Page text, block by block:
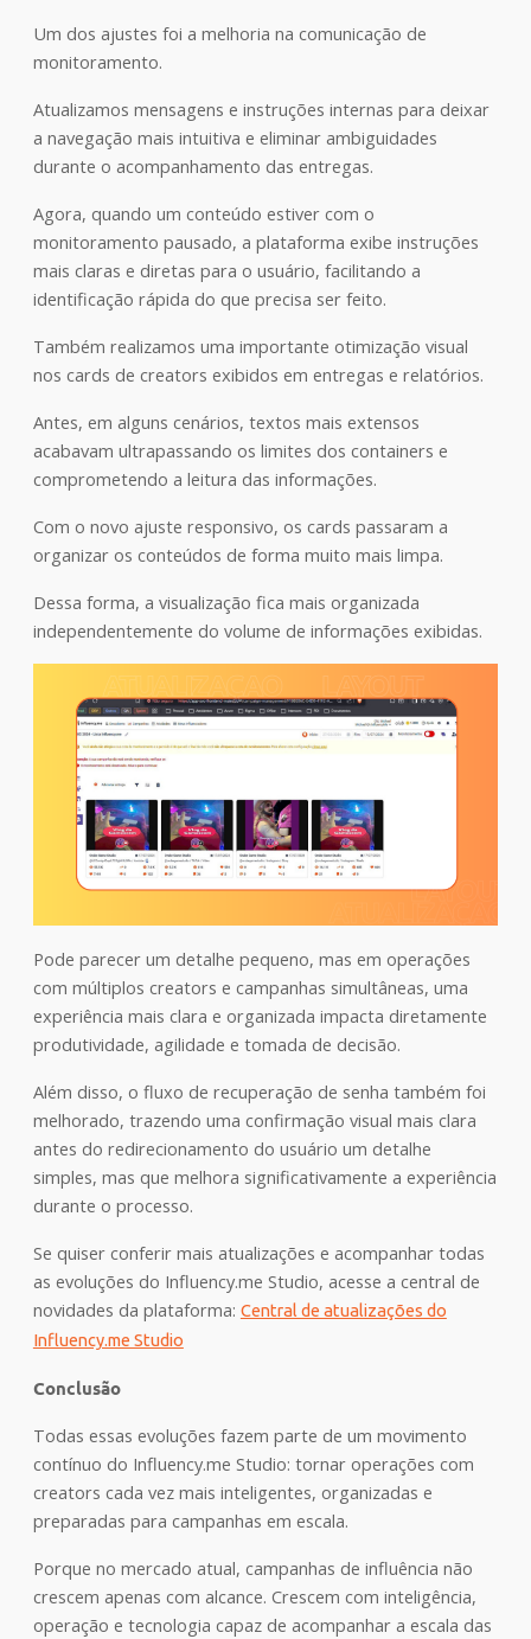
Um dos ajustes foi a melhoria na comunicação de
monitoramento.
Atualizamos mensagens e instruções internas para deixar
a navegação mais intuitiva e eliminar ambiguidades
durante o acompanhamento das entregas.
Agora, quando um conteúdo estiver com o
monitoramento pausado, a plataforma exibe instruções
mais claras e diretas para o usuário, facilitando a
identificação rápida do que precisa ser feito.
Também realizamos uma importante otimização visual
nos cards de creators exibidos em entregas e relatórios.
Antes, em alguns cenários, textos mais extensos
acabavam ultrapassando os limites dos containers e
comprometendo a leitura das informações.
Com o novo ajuste responsivo, os cards passaram a
organizar os conteúdos de forma muito mais limpa.
Dessa forma, a visualização fica mais organizada
independentemente do volume de informações exibidas.
Pode parecer um detalhe pequeno, mas em operações
com múltiplos creators e campanhas simultâneas, uma
experiência mais clara e organizada impacta diretamente
produtividade, agilidade e tomada de decisão.
Além disso, o fluxo de recuperação de senha também foi
melhorado, trazendo uma confirmação visual mais clara
antes do redirecionamento do usuário um detalhe
simples, mas que melhora significativamente a experiência
durante o processo.
Se quiser conferir mais atualizações e acompanhar todas
as evoluções do Influency.me Studio, acesse a central de
novidades da plataforma: Central de atualizações do
Influency.me Studio
Conclusão
Todas essas evoluções fazem parte de um movimento
contínuo do Influency.me Studio: tornar operações com
creators cada vez mais inteligentes, organizadas e
preparadas para campanhas em escala.
Porque no mercado atual, campanhas de influência não
crescem apenas com alcance. Crescem com inteligência,
operação e tecnologia capaz de acompanhar a escala das